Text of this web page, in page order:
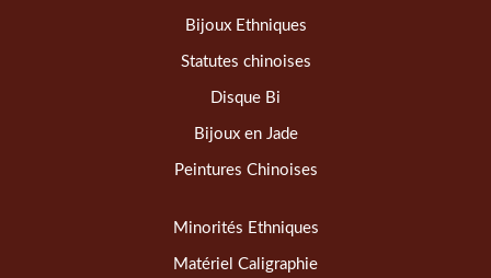
Bijoux Ethniques
Statutes chinoises
Disque Bi
Bijoux en Jade
Peintures Chinoises
Minorités Ethniques
Matériel Caligraphie